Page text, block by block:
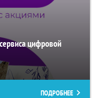
цифровой
ПОДРОБНЕЕ